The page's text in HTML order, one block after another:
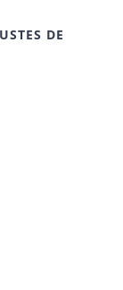
DE